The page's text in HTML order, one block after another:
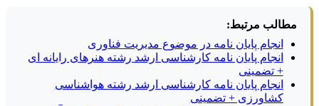
مطالب مرتبط:
انجام پایان نامه در موضوع مدیریت فناوری
انجام پایان نامه کارشناسی ارشد رشته هنرهای رایانه ای
+ تضمینی
انجام پایان نامه کارشناسی ارشد رشته هواشناسی
کشاورزی + تضمینی